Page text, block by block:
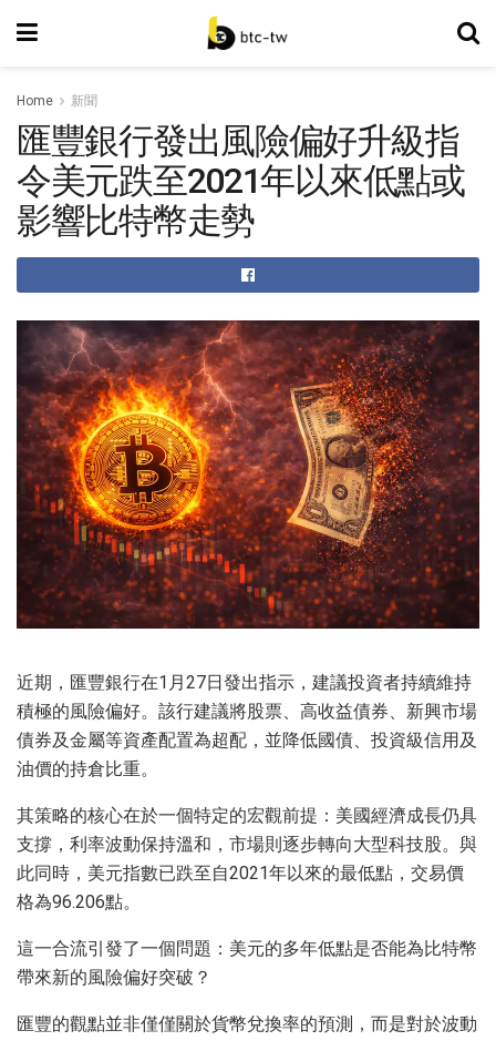
Home 新聞
匯豐銀行發出風險偏好升級指
令美元跌至2021年以來低點或
影響比特幣走勢
近期，匯豐銀行在1月27日發出指示，建議投資者持續維持
積極的風險偏好。該行建議將股票、高收益債券、新興市場
債券及金屬等資產配置為超配，並降低國債、投資級信用及
油價的持倉比重。
其策略的核心在於一個特定的宏觀前提：美國經濟成長仍具
支撐，利率波動保持溫和，市場則逐步轉向大型科技股。與
此同時，美元指數已跌至自2021年以來的最低點，交易價
格為96.206點。
這一合流引發了一個問題：美元的多年低點是否能為比特幣
帶來新的風險偏好突破？
匯豐的觀點並非僅僅關於貨幣兌換率的預測，而是對於波動